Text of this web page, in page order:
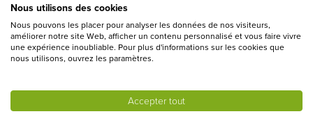
(nouvelle fenêtre)
Nous utilisons des cookies
Nous pouvons les placer pour analyser les données de nos visiteurs,
améliorer notre site Web, afficher un contenu personnalisé et vous faire vivre
une expérience inoubliable. Pour plus d'informations sur les cookies que
nous utilisons, ouvrez les paramètres.
Accepter tout